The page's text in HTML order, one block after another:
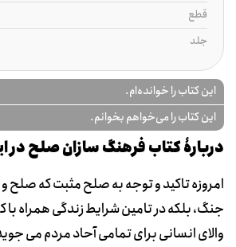
قطع
جلد
این کتاب را خوانده‌ام.
این کتاب را می‌خواهم بخوانم.
دربارۀ کتاب فرهنگ سازان صلح در
امروزه تاکید و توجه به صلح مثبت که صلح و
جنگ، بلکه در تامین شرایط زندگی همراه
والای انسانی برای تمامی آحاد مردم می